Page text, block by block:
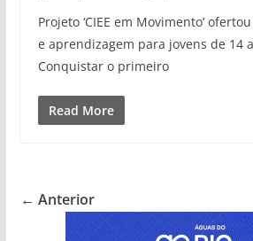
Projeto ‘CIEE em Movimento’
e aprendizagem para jovens de 14
Conquistar o primeiro
Read More
← Anterior